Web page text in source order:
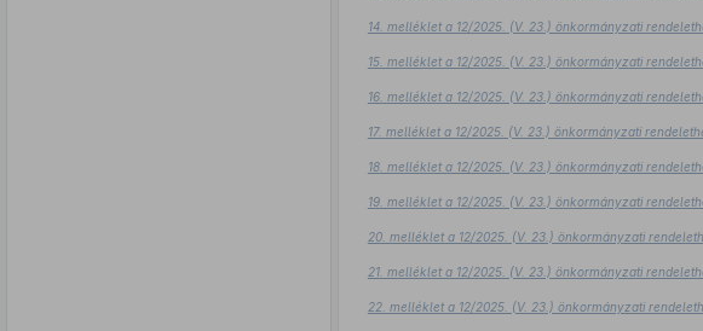
14. melléklet a 12/2025. (V. 23.) önkormányzati
15. melléklet a 12/2025. (V. 23.) önkormányzati
16. melléklet a 12/2025. (V. 23.) önkormányzati
17. melléklet a 12/2025. (V. 23.) önkormányzati
18. melléklet a 12/2025. (V. 23.) önkormányzati
19. melléklet a 12/2025. (V. 23.) önkormányzati
20. melléklet a 12/2025. (V. 23.) önkormányzati
21. melléklet a 12/2025. (V. 23.) önkormányzati
22. melléklet a 12/2025. (V. 23.) önkormányzati